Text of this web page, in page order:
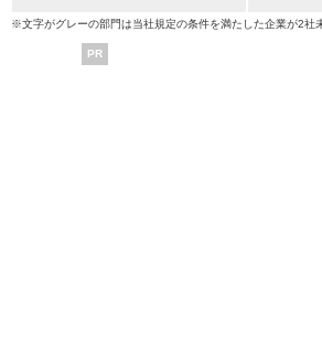
※文字がグレーの部門は当社規定の条件を満たした企業が2社
PR